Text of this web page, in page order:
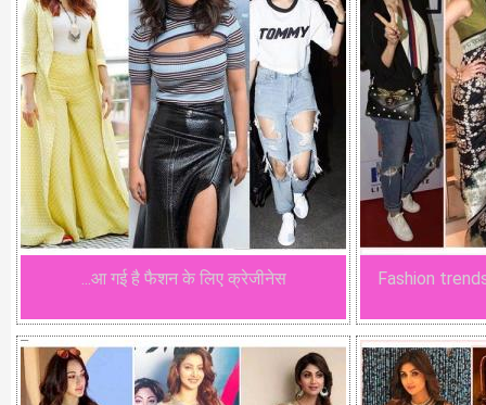
...आ गई है फैशन के लिए क्रेजीनेस Fashion